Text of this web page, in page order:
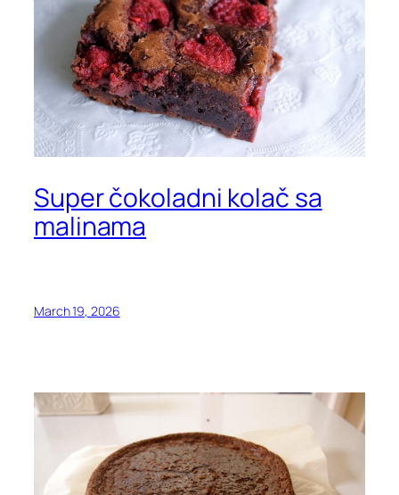
Super čokoladni kolač sa
malinama
March 19, 2026